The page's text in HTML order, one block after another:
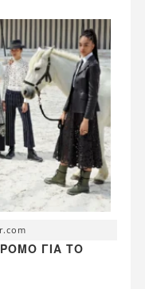
ΓΙΑ ΤΟ